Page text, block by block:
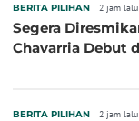
BERITA PILIHAN 2 jam lalu
Segera
Chavarria Debut
BERITA PILIHAN 2 jam lalu